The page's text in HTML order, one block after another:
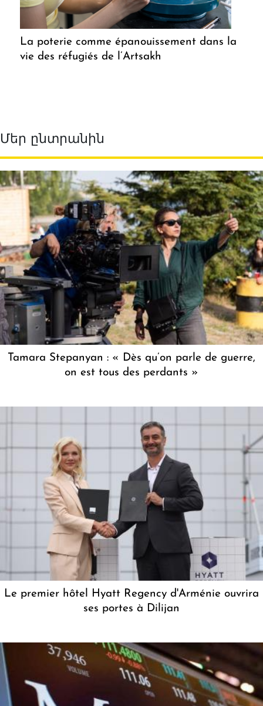
La poterie comme épanouissement dans la
vie des réfugiés de l’Artsakh
Մեր ընտրանին
Tamara Stepanyan : « Dès qu’on parle de guerre,
on est tous des perdants »
Le premier hôtel Hyatt Regency d'Arménie ouvrira
ses portes à Dilijan